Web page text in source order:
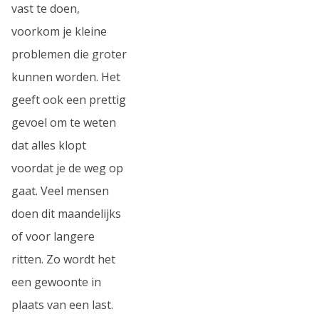
vast te doen,
voorkom je kleine
problemen die groter
kunnen worden. Het
geeft ook een prettig
gevoel om te weten
dat alles klopt
voordat je de weg op
gaat. Veel mensen
doen dit maandelijks
of voor langere
ritten. Zo wordt het
een gewoonte in
plaats van een last.